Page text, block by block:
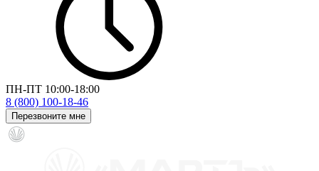
ПН-ПТ 10:00-18:00
8 (800) 100-18-46
Перезвоните мне